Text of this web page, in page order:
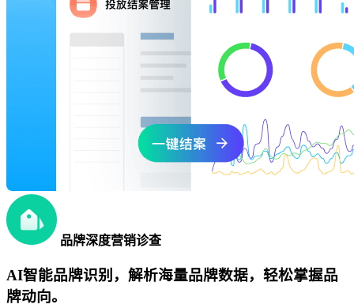
品牌深度营销诊查
AI智能品牌识别，解析海量品牌数据，轻松掌握品
牌动向。